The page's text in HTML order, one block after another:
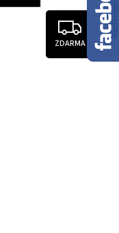
ZDARMA